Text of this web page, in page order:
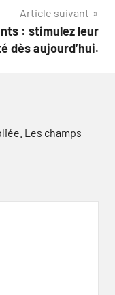
Article suivant
: stimulez leur
dès aujourd’hui.
Les champs